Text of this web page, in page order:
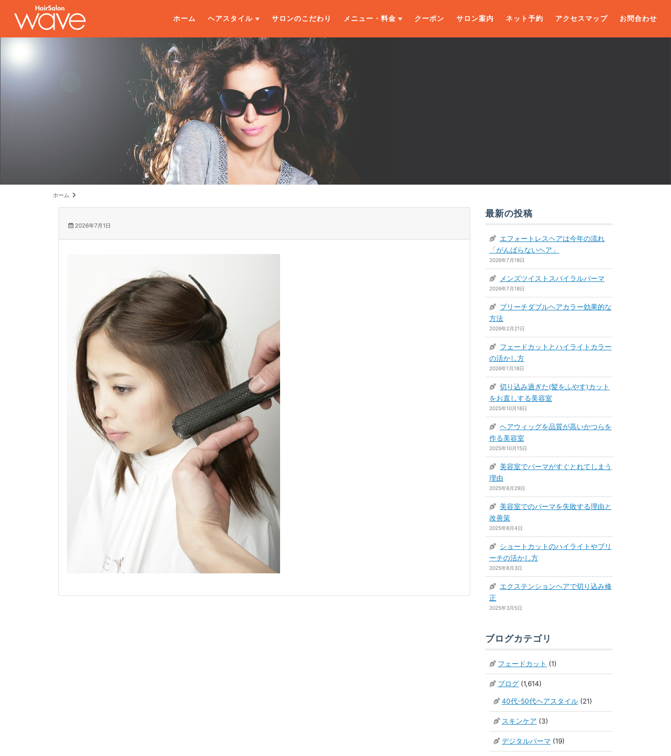
ホーム ヘアスタイル サロンのこだわり メニュー・料金 クーポン サロン案内 ネット予約 アクセスマップ お問合わせ
ホーム
2026年7月1日
最新の投稿
エフォートレスヘアは今年の流れ
「がんばらないヘア」
2026年7月18日
メンズツイストスパイラルパーマ
2026年7月18日
ブリーチダブルヘアカラー効果的な
方法
2026年2月21日
フェードカットとハイライトカラー
の活かし方
2026年1月18日
切り込み過ぎた(髪をふやす)カット
をお直しする美容室
2025年10月18日
ヘアウィッグを品質が高いかつらを
作る美容室
2025年10月15日
美容室でパーマがすぐとれてしまう
理由
2025年8月29日
美容室でのパーマを失敗する理由と
改善策
2025年8月4日
ショートカットのハイライトやブリ
ーチの活かし方
2025年8月3日
エクステンションヘアで切り込み修
正
2025年3月5日
ブログカテゴリ
フェードカット (1)
ブログ (1,614)
40代-50代ヘアスタイル (21)
スキンケア (3)
デジタルパーマ (19)